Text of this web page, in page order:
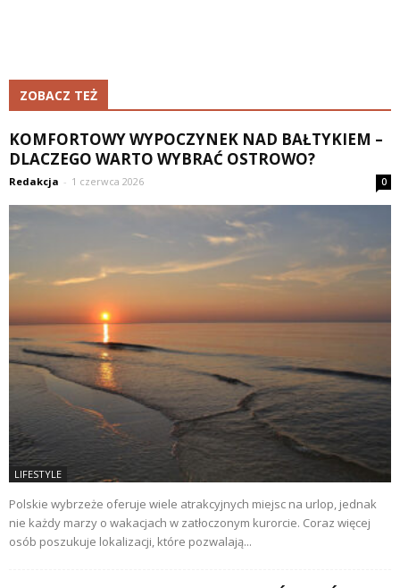
ZOBACZ TEŻ
KOMFORTOWY WYPOCZYNEK NAD BAŁTYKIEM –
DLACZEGO WARTO WYBRAĆ OSTROWO?
Redakcja - 1 czerwca 2026 0
LIFESTYLE
Polskie wybrzeże oferuje wiele atrakcyjnych miejsc na urlop, jednak
nie każdy marzy o wakacjach w zatłoczonym kurorcie. Coraz więcej
osób poszukuje lokalizacji, które pozwalają...